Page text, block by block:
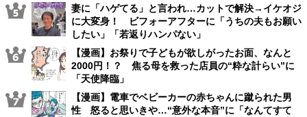
妻に「ハゲてる」と言われ…カットで解決→イケオジ
に大変身！ ビフォーアフターに「うちの夫もお願い
したい」「若返りハンパない」
【漫画】お祭りで子どもが欲しがったお面、なんと
2000円！？ 焦る母を救った店員の“粋な計らい”に
「天使降臨」
【漫画】電車でベビーカーの赤ちゃんに蹴られた男
性 怒ると思いきや…“意外な本音”に「なんてすて